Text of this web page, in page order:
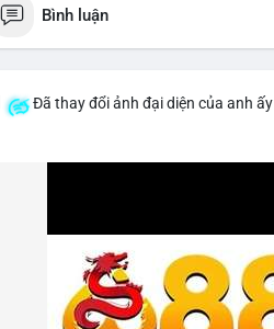
Bình luận
Đã thay đổi ảnh đại diện của anh ấy